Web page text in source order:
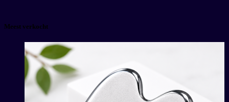
Meest verkocht